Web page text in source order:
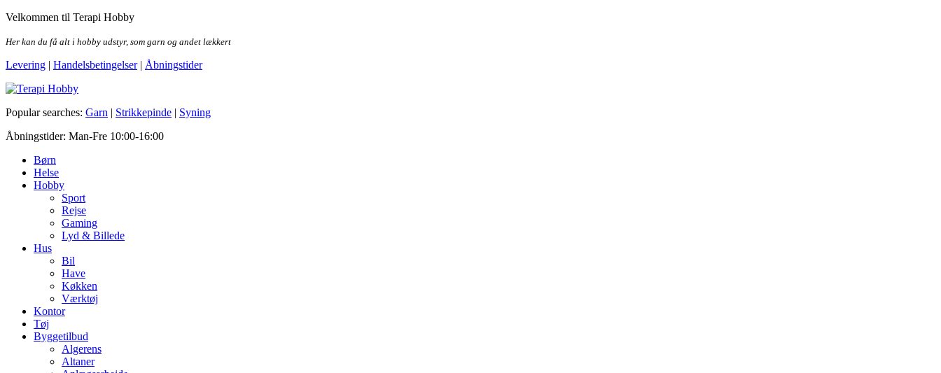
Skip
the
Velkommen til Terapi Hobby
Her kan du få alt i hobby udstyr, som garn og andet lækkert
Levering | Handelsbetingelser| Åbningstider
Terapi Hobby
Popular searches: Garn | Strikkepinde | Syning
Åbningstider: Man-Fre 10:00-16:00
Børn
Helse
Hobby
Sport
Rejse
Gaming
Lyd & Billede
Hus
Bil
Have
Køkken
Værktøj
Kontor
Tøj
Byggetilbud
Algerens
Altaner